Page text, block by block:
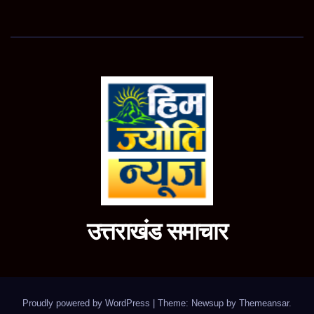
उत्तराखंड समाचार
Proudly powered by WordPress Theme: Newsup by Themeansar.